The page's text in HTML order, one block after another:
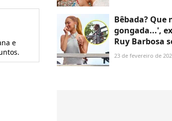
e
Anitta
Bêbada? Que
gongada...',
Ruy Barbosa
que aparece
23 de fevereiro de